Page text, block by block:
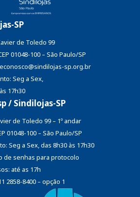
SP
de Toledo 99
01048-100 – São Paulo/SP
sp.org.br
Seg a Sex,
17h30
/ Sindilojas-SP
de Toledo 99 – 1º andar
01048-100 – São Paulo/SP
Seg a Sex, das 8h30 às 17h30
de senhas para protocolo
até as 17h
2858-8400 – opção 1